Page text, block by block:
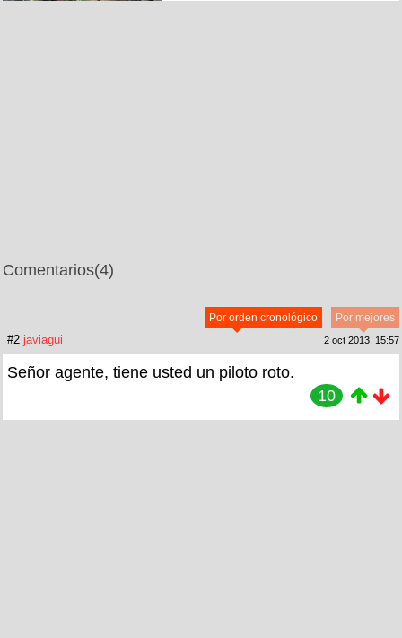
Comentarios(4)
Por mejores
Por orden cronológico
#2 javiagui 2 oct 2013, 15:57
Señor agente, tiene usted un piloto roto.
10